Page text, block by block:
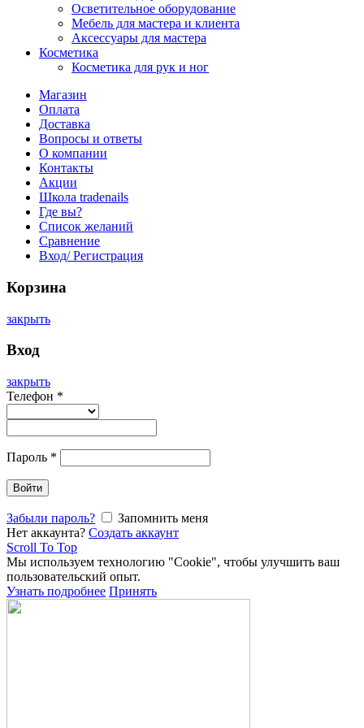
Осветительное оборудование
Мебель для мастера и клиента
Аксессуары для мастера
Косметика
Косметика для рук и ног
Магазин
Оплата
Доставка
Вопросы и ответы
О компании
Контакты
Акции
Школа tradenails
Где вы?
Список желаний
Сравнение
Вход/ Регистрация
Корзина
закрыть
Вход
закрыть
Телефон *
Пароль *
Войти
Забыли пароль?
Запомнить меня
Нет аккаунта? Создать аккаунт
Scroll To Top
Мы используем технологию "Cookie", чтобы улучшить ваш
пользовательский опыт.
Узнать подробнее Принять